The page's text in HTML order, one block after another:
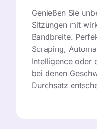
Genießen Sie
Sitzungen mit
Bandbreite.
Scraping,
Intelligence oder
bei denen
Durchsatz